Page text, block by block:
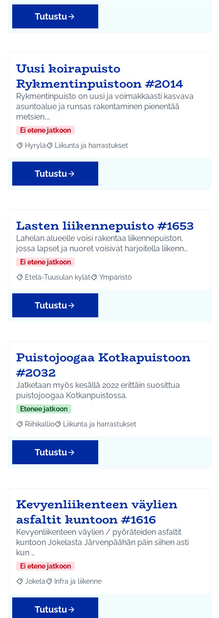
Tutustu
Uusi koirapuisto
Rykmentinpuistoon #2014
Rykmentinpuisto on uusi ja voimakkaasti kasvava
asuntoalue ja runsas rakentaminen pienentää
metsien,…
Ei etene jatkoon
Rajaa tulokset aihepiirin mukaan: Hyrylä
Hyrylä Rajaa tulokset teeman mukaan: Liikunta ja
Liikunta ja harrastukset
Tutustu
Lasten liikennepuisto #1653
Lahelan alueelle voisi rakentaa liikennepuiston,
jossa lapset ja nuoret voisivat harjoitella liikenn…
Ei etene jatkoon
Rajaa tulokset aihepiirin mukaan: Etelä-Tuusulan kylät
Etelä-Tuusulan kylät Rajaa tulokset teeman mukaan:
Ympäristö
Tutustu
Puistojoogaa Kotkapuistoon
#2032
Jatketaan myös kesällä 2022 erittäin suosittua
puistojoogaa Kotkanpuistossa.
Etenee jatkoon
Rajaa tulokset aihepiirin mukaan: Riihikallio
Riihikallio Rajaa tulokset teeman mukaan: Liikunta ja
Liikunta ja harrastukset
Tutustu
Kevyenliikenteen väylien
asfaltit kuntoon #1616
Kevyenliikenteen väylien / pyöräteiden asfaltit
kuntoon Jokelasta Järvenpäähän päin siihen asti
kun …
Ei etene jatkoon
Rajaa tulokset aihepiirin mukaan: Jokela
Jokela Rajaa tulokset teeman mukaan: Infra ja liikenne
Infra ja liikenne
Tutustu